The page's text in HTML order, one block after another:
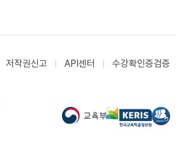
저작권신고 API센터 수강확인증검증